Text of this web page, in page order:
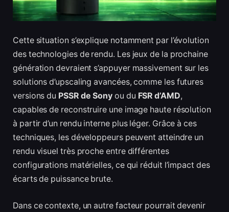
Cette situation s’explique notamment par l’évolution
des technologies de rendu. Les jeux de la prochaine
génération devraient s’appuyer massivement sur les
solutions d’upscaling avancées, comme les futures
versions du PSSR de Sony ou du FSR d’AMD,
capables de reconstruire une image haute résolution
à partir d’un rendu interne plus léger. Grâce à ces
techniques, les développeurs peuvent atteindre un
rendu visuel très proche entre différentes
configurations matérielles, ce qui réduit l’impact des
écarts de puissance brute.
Dans ce contexte, un autre facteur pourrait devenir